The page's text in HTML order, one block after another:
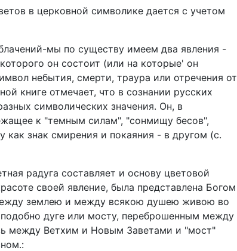
в церковной символике дается с учетом
мы по существу имеем два явления -
он состоит (или на которые' он
небытия, смерти, траура или отречения от
книге отмечает, что в сознании русских
символических значения. Он, в
к "темным силам", "сонмищу бесов",
знак смирения и покаяния - в другом (с.
радуга составляет и основу цветовой
своей явление, была представлена Богом
землею и между всякою душею живою во
дуге или мосту, переброшенным между
между Ветхим и Новым Заветами и "мост"